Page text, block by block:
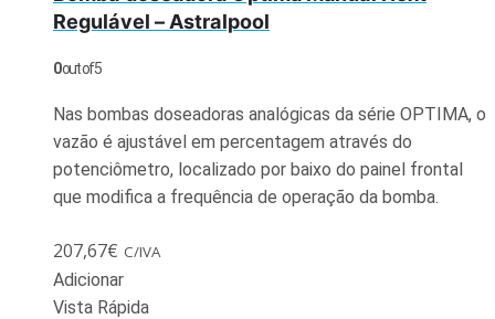
Regulável – Astralpool
0out of 5
Nas bombas doseadoras analógicas da série OPTIMA, o
vazão é ajustável em percentagem através do
potenciômetro, localizado por baixo do painel frontal
que modifica a frequência de operação da bomba.
207,67€ C/IVA
Adicionar
Vista Rápida